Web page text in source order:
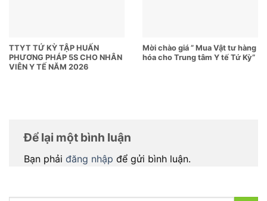
TTYT TỨ KỲ TẬP HUẤN
PHƯƠNG PHÁP 5S CHO NHÂN
VIÊN Y TẾ NĂM 2026
Mời chào giá ” Mua Vật tư hàng
hóa cho Trung tâm Y tế Tứ Kỳ”
Để lại một bình luận
Bạn phải đăng nhập để gửi bình luận.